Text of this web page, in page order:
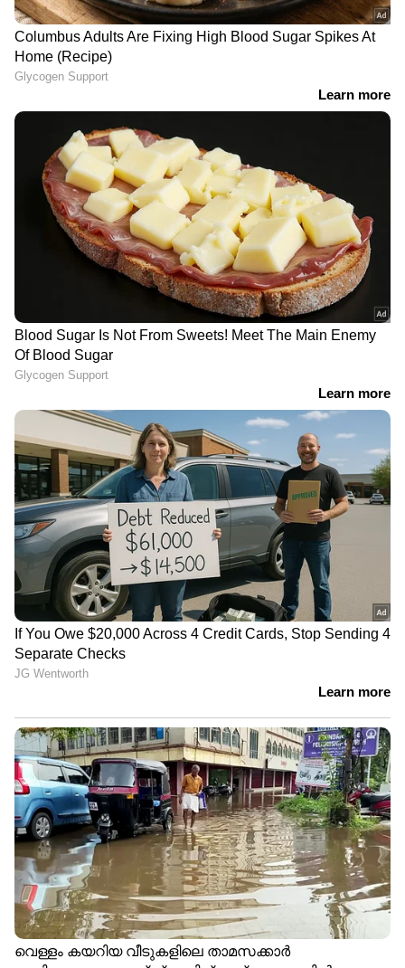
ടീസ്പൂൺ തേനും ചേർത്ത് നന്നായി മിക്സ്
ചെയ്ത് പേസ്റ്റ് രൂപത്തിലാക്കാം. ശേഷം
മുഖത്തും കഴുത്തിലും ഈ മിശ്രിതം പുരട്ടാം. 15
മിനിറ്റിന് ശേഷം തണുത്ത വെള്ളത്തിൽ മുഖം
കഴുകാം.
അഞ്ച്...
ഒരു ചെറിയ കഷണം പപ്പായയും
വെള്ളരിക്കയുടെ പകുതിയും പഴം ചെറുതായി
അരിഞ്ഞത് നാല് കഷണവും കൂടി ചേര്‍ത്ത്
മിശ്രിതമാക്കുക. ഈ മിശ്രിതം മുഖത്തും
കഴുത്തിലും പുരട്ടാം. പതിനഞ്ച് മിനിറ്റിന് ശേഷം
കഴുകി കളയാം. ഇങ്ങനെ പതിവായി
ചെയ്താല്‍ മുഖം തിളങ്ങുന്നത് നിങ്ങള്‍ക്ക്
കാണാന്‍ കഴിയും.
ആറ്...
പപ്പായയും തക്കാളിനീരും ചേര്‍ത്തുളള മിശ്രിതം
മുഖത്ത് പുരട്ടുന്നത് മുഖത്തെ കരുവാളിപ്പ്
മാറാന്‍ സഹായിക്കും.